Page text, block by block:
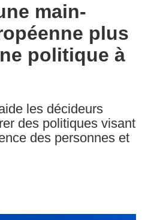
main-
plus
politique à
les décideurs
des politiques visant
des personnes et